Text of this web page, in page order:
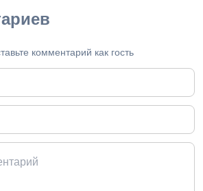
комментарий как гость